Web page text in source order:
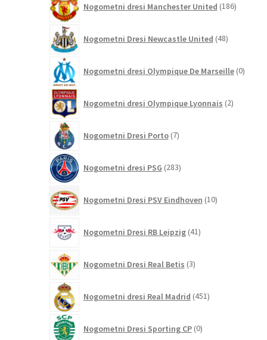
Nogometni dresi Manchester United 186izdelkov
Nogometni Dresi Newcastle United 48izdelkov
Nogometni dresi Olympique De Marseille 0
Nogometni dresi Olympique Lyonnais 2izdelka
Nogometni Dresi Porto 7izdelkov
Nogometni dresi PSG 283izdelkov
Nogometni Dresi PSV Eindhoven 10izdelkov
Nogometni Dresi RB Leipzig 41izdelkov
Nogometni Dresi Real Betis 3izdelki
Nogometni dresi Real Madrid 451izdelkov
Nogometni Dresi Sporting CP 0izdelkov